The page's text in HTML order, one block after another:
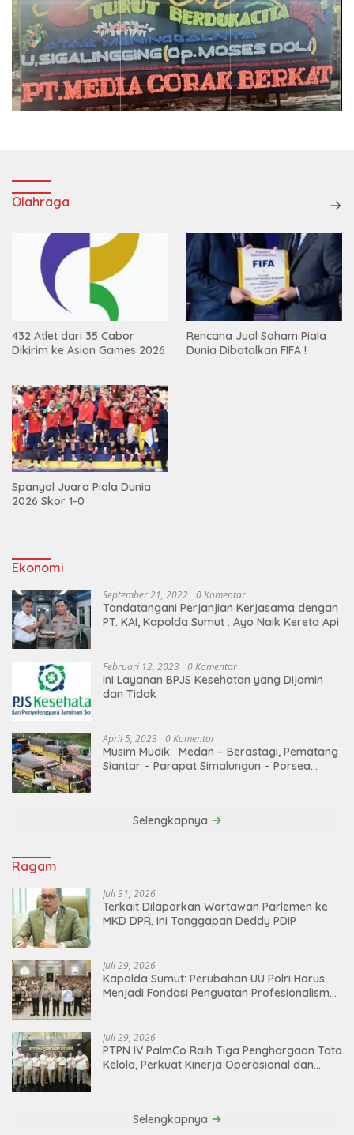
Olahraga
432 Atlet dari 35 Cabor
Dikirim ke Asian Games 2026
Rencana Jual Saham Piala
Dunia Dibatalkan FIFA !
Spanyol Juara Piala Dunia
2026 Skor 1-0
Ekonomi
September 21, 2022 0 Komentar
Tandatangani Perjanjian Kerjasama dengan
PT. KAI, Kapolda Sumut : Ayo Naik Kereta Api
Februari 12, 2023 0 Komentar
Ini Layanan BPJS Kesehatan yang Dijamin
dan Tidak
April 5, 2023 0 Komentar
Musim Mudik: Medan – Berastagi, Pematang
Siantar – Parapat Simalungun – Porsea
Selengkapnya
Ragam
Juli 31, 2026
Terkait Dilaporkan Wartawan Parlemen ke
MKD DPR, Ini Tanggapan Deddy PDIP
Juli 29, 2026
Kapolda Sumut: Perubahan UU Polri Harus
Menjadi Fondasi Penguatan Profesionalisme
Juli 29, 2026
PTPN IV PalmCo Raih Tiga Penghargaan Tata
Kelola, Perkuat Kinerja Operasional dan
Selengkapnya